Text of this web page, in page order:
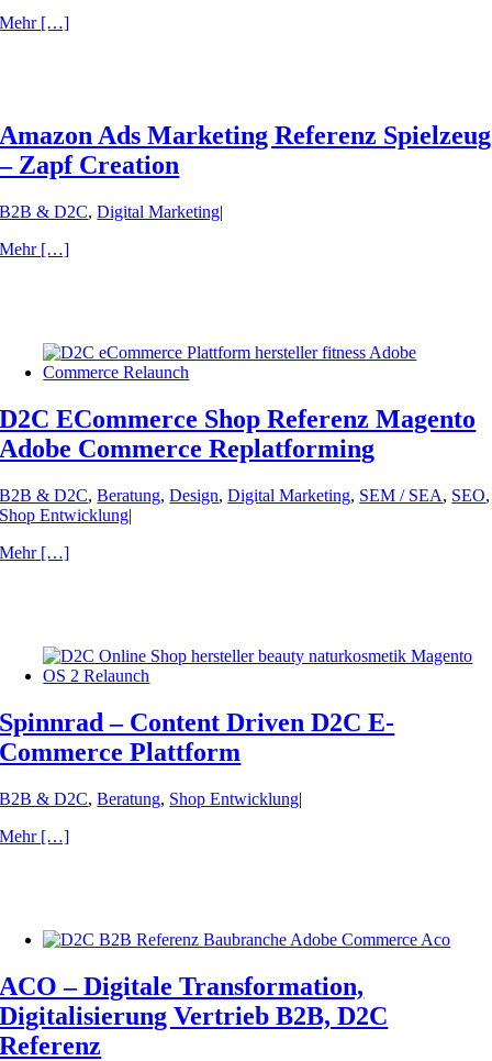
Mehr […]
Amazon Ads Marketing Referenz Spielzeug
– Zapf Creation
B2B & D2C,Digital Marketing|
Mehr […]
D2C ECommerce Shop Referenz Magento
Adobe Commerce Replatforming
B2B & D2C,Beratung,Design,Digital Marketing, SEM / SEA, SEO,
Shop Entwicklung|
Mehr […]
Spinnrad – Content Driven D2C E-
Commerce Plattform
B2B & D2C,Beratung, Shop Entwicklung|
Mehr […]
ACO – Digitale Transformation,
Digitalisierung Vertrieb B2B, D2C
Referenz